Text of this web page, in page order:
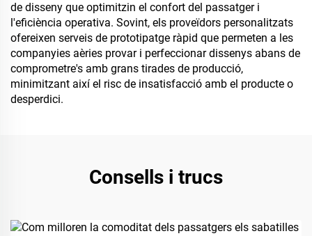
de disseny que optimitzin el confort del passatger i
l'eficiència operativa. Sovint, els proveïdors personalitzats
ofereixen serveis de prototipatge ràpid que permeten a les
companyies aèries provar i perfeccionar dissenys abans de
comprometre's amb grans tirades de producció,
minimitzant així el risc de insatisfacció amb el producte o
desperdici.
Consells i trucs